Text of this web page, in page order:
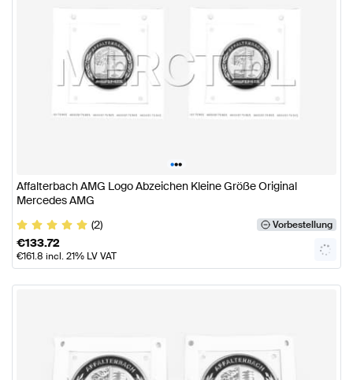
•••
Affalterbach AMG Logo Abzeichen Kleine Größe Original
Mercedes AMG
(2)
Vorbestellung
€133.72
€161.8 incl. 21% LV VAT